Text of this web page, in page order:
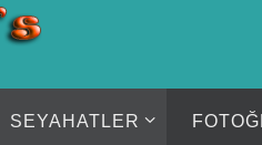
SEYAHATLER